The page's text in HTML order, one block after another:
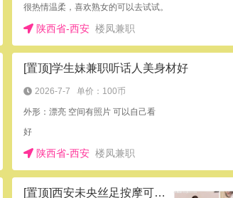
很热情温柔，喜欢熟女的可以去试试。
陕西省-西安楼凤兼职
[置顶]学生妹兼职听话人美身材好
2026-7-7 单价：100币
外形：漂亮 空间有照片 可以自己看
好
陕西省-西安楼凤兼职
[置顶]西安未央丝足按摩可口爆半套